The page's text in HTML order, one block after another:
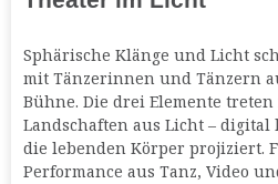
Sphärische Klänge und Licht
mit Tänzerinnen und Tänzern
Bühne. Die drei Elemente
Landschaften aus Licht – digital
die lebenden Körper projiziert.
Performance aus Tanz, Video